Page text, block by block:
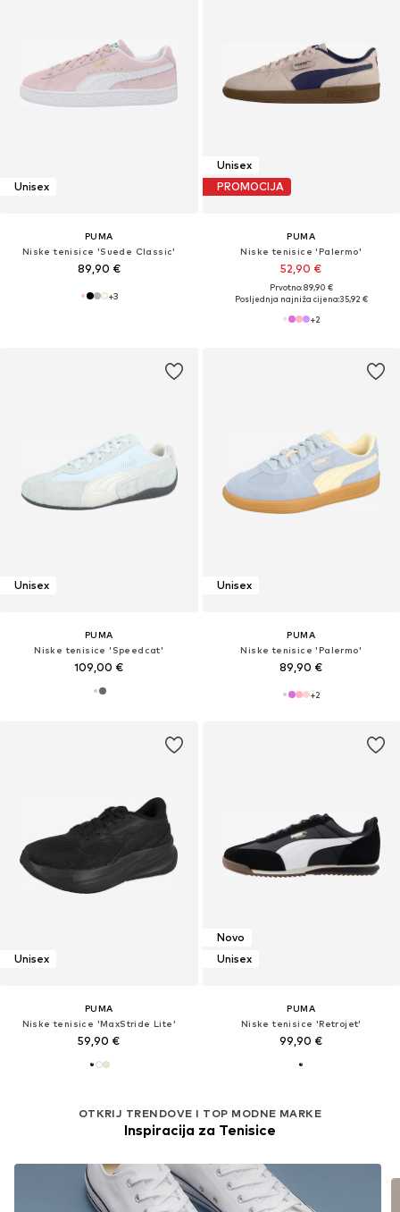
Unisex
PUMA
Niske tenisice 'Suede Classic'
89,90 €
+3
Unisex
PROMOCIJA
PUMA
Niske tenisice 'Palermo'
52,90 €
Prvotno: 89,90 €
Posljednja najniža cijena:35,92 €
+2
Unisex
PUMA
Niske tenisice 'Speedcat'
109,00 €
Unisex
PUMA
Niske tenisice 'Palermo'
89,90 €
+2
Unisex
PUMA
Niske tenisice 'MaxStride Lite'
59,90 €
Novo
Unisex
PUMA
Niske tenisice 'Retrojet'
99,90 €
OTKRIJ TRENDOVE I TOP MODNE MARKE
Inspiracija za Tenisice